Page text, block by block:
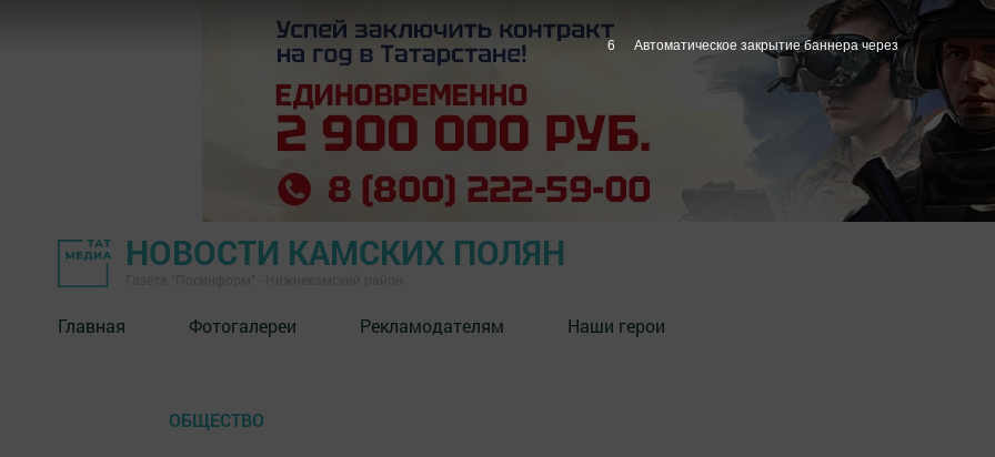
НОВОСТИ КАМСКИХ ПОЛЯН
Главная Фотогалереи Рекламодателям Наши герои
ОБЩЕСТВО
5 Автоматическое закрытие баннера через